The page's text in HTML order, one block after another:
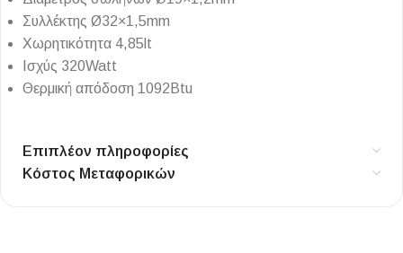
Συλλέκτης Ø32×1,5mm
Χωρητικότητα 4,85lt
Ισχύς 320Watt
Θερμική απόδοση 1092Btu
Επιπλέον πληροφορίες
Κόστος Μεταφορικών